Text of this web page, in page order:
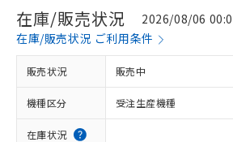
在庫/販売状況
2026/08/06
在庫/販売状況 ご利用条件
販売状況 販売中
機種区分 受注生産機種
在庫状況